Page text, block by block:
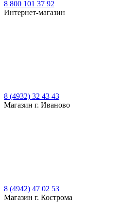
8 800 101 37 92
Интернет-магазин
8 (4932) 32 43 43
Магазин г. Иваново
8 (4942) 47 02 53
Магазин г. Кострома